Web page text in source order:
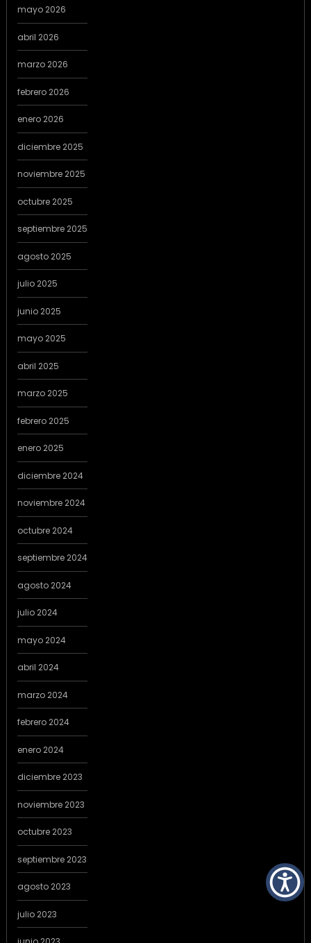
mayo 2026
abril 2026
marzo 2026
febrero 2026
enero 2026
diciembre 2025
noviembre 2025
octubre 2025
septiembre 2025
agosto 2025
julio 2025
junio 2025
mayo 2025
abril 2025
marzo 2025
febrero 2025
enero 2025
diciembre 2024
noviembre 2024
octubre 2024
septiembre 2024
agosto 2024
julio 2024
mayo 2024
abril 2024
marzo 2024
febrero 2024
enero 2024
diciembre 2023
noviembre 2023
octubre 2023
septiembre 2023
agosto 2023
julio 2023